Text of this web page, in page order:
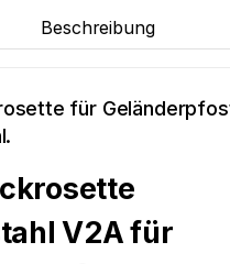
Beschreibung
für
V2A für